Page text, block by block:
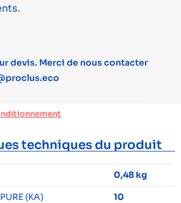
devis. Merci de nous contacter
techniques du produit
0,48 kg
(KA)
10